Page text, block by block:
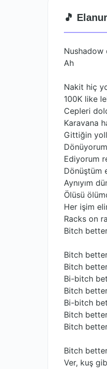
🎵
Nushadow
Ah
Nakit hiç
100K like
Cepleri
Karavana
Gittiğin
Ediyorum
Dönüştüm
Aynıyım
Ölüsü
Her işim
Racks on
Bitch
Bitch
Bitch
Bi-bitch
Bitch
Bi-bitch
Bitch
Bitch
Bitch
Ver, kuş